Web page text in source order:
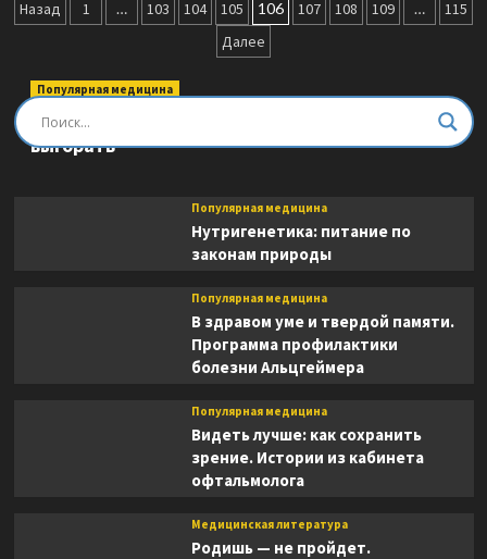
джок.
Целительные
понятные
атлас
Пагинация
Назад 1 … 103 104 105 106 107 108 109 …
115
Далее
Популярная медицина
Быть врачом. Как помогать, развиваться и не
выгорать
Популярная медицина
Нутригенетика: питание по
законам природы
Популярная медицина
В здравом уме и твердой памяти.
Программа профилактики
болезни Альцгеймера
Популярная медицина
Видеть лучше: как сохранить
зрение. Истории из кабинета
офтальмолога
Медицинская литература
Родишь — не пройдет.